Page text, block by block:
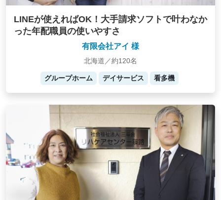
LINEが使えればOK！大手請求ソフトで叶わなか
った年配職員の使いやすさ
有限会社アイ 様
北海道／約120名
グループホーム デイサービス 看多機